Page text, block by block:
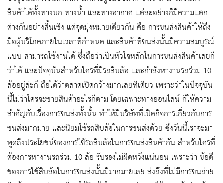
สินค้าได้ทั้งทางบก ทางน้ำ และทางอากาศ แต่ละอย่างก็มีความแตก
ต่างกันอย่างสิ้นเชิง แต่จุดมุ่งหมายเดียวกัน คือ การขนส่งสินค้าให้ถึง
มือผู้บริโภคภายในเวลาที่กำหนด และสินค้าที่ขนส่งนั้นมีความสมบูรณ์
แบบ สามารถใช้งานได้ ซึ่งถือว่าเป็นหัวใจหลักในการขนส่งสินค้าเลยก็
ว่าได้ และปัจจุบันสำหรับใครที่มีรถสิบล้อ และกำลังหางานรถร่วม 10
ล้ออยู่ล่ะก็ ถือได้ว่าตลาดเปิดกว้างมากเลยทีเดียว เพราะว่าในปัจจุบัน
นี้ไม่ว่าใครจะขายสินค้าอะไรก็ตาม โดยเฉพาะทางออนไลน์ ก็ให้ความ
สำคัญกับเรื่องการขนส่งทั้งนั้น ทำให้มีบริษัทที่เปิดกิจการเกี่ยวกับการ
ขนส่งมากมาย และนิยมใช้รถสิบล้อในการขนส่งด้วย ซึ่งวันนี้เราจะมา
พูดถึงประโยชน์ของการใช้รถสิบล้อในการขนส่งสินค้ากัน สำหรับใครที่
ต้องการหางานรถร่วม 10 ล้อ รับรองไม่ผิดหวังแน่นอน เพราะว่า ข้อดี
ของการใช้สิบล้อในการขนส่งนั้นมีมากมายเลย ส่งถึงที่ไม่มีการขนถ่าย